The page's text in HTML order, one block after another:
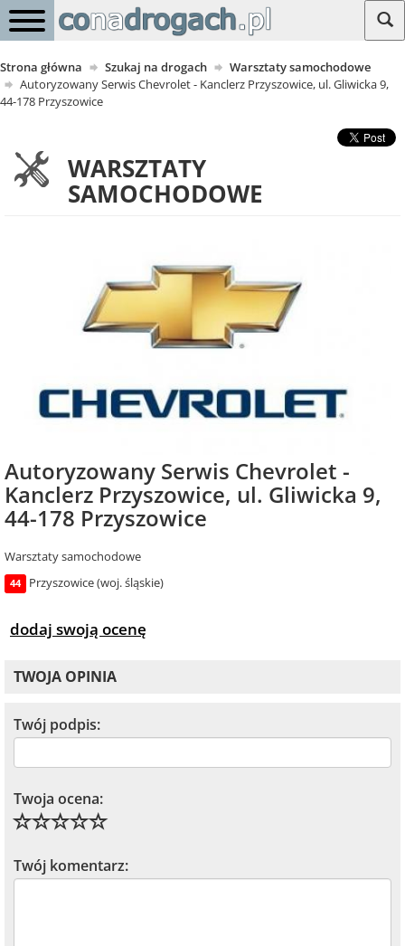
Strona główna Szukaj na drogach
Warsztaty samochodowe
Autoryzowany Serwis Chevrolet - Kanclerz Przyszowice, ul. Gliwicka 9,
44-178 Przyszowice
WARSZTATY
SAMOCHODOWE
Autoryzowany Serwis Chevrolet -
Kanclerz Przyszowice, ul. Gliwicka 9,
44-178 Przyszowice
Warsztaty samochodowe
44 Przyszowice (woj. śląskie)
dodaj swoją ocenę
TWOJA OPINIA
Twój podpis:
Twoja ocena:
Twój komentarz: